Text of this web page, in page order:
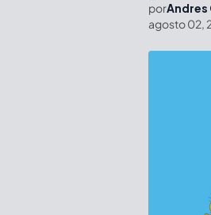
porAndres
agosto 02,